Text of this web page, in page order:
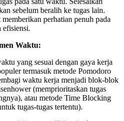
sebelum beralih ke tugas lain.
perhatian penuh pada
efisiensi.
Waktu:
yang sesuai dengan gaya kerja
termasuk metode Pomodoro
waktu kerja menjadi blok-blok
(memprioritaskan tugas
atau metode Time Blocking
tugas-tugas tertentu).